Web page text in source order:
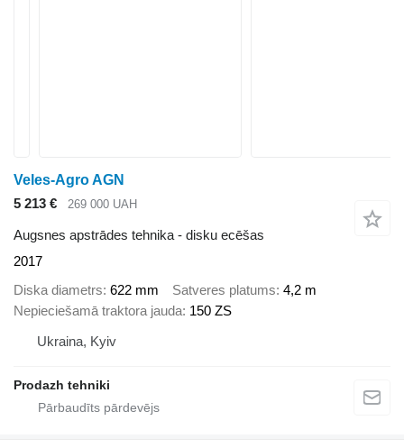
Veles-Agro AGN
5 213 €
269 000 UAH
Augsnes apstrādes tehnika - disku ecēšas
2017
Diska diametrs 622 mm Satveres platums 4,2 m
Nepieciešamā traktora jauda 150 ZS
Ukraina, Kyiv
Prodazh tehniki